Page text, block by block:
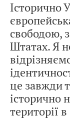
Історично
свободою,
Штатах. Я
це завжди
історично
території